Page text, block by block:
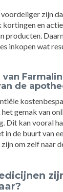
zijn
kortingen en
producten.
inkopen wat
de
gemak van
Dit kan vooral
in de buurt van
om zelf naar